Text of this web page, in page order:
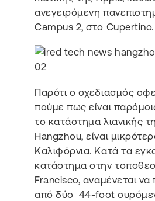
ανεγειρόμενη
Campus 2, στο Cupertino.
Παρότι ο σχεδιασμός
πούμε πως είναι
το κατάστημα λιανικής
Hangzhou, είναι
Καλιφόρνια. Κατά τα
κατάστημα στην
Francisco, αναμένεται να
από δύο 44-foot